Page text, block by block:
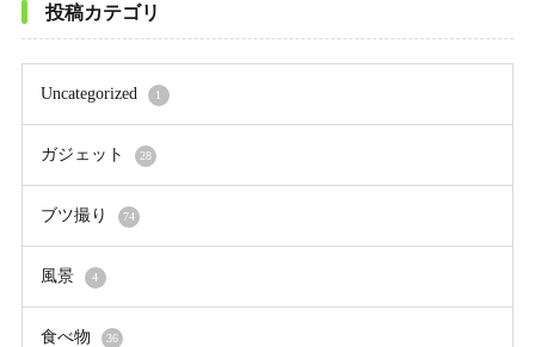
投稿カテゴリ
Uncategorized 1
ガジェット 28
ブツ撮り 74
風景 4
食べ物 36